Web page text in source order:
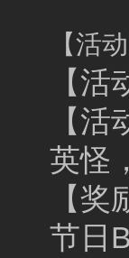
【活
【
【
英怪
【奖
节日